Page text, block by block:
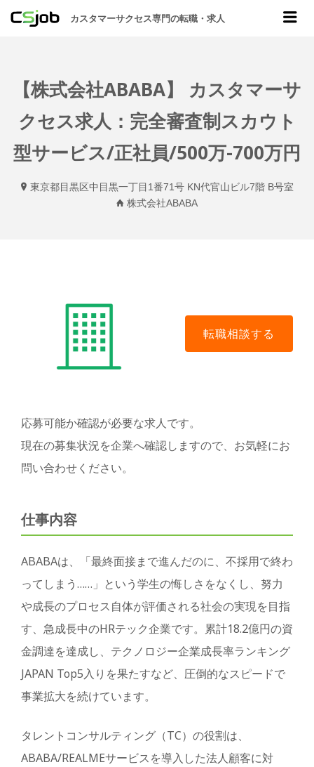
CSJOB
カスタマーサクセス専門の転職・求人
【株式会社ABABA】 カスタマーサ
クセス求人：完全審査制スカウト
型サービス/正社員/500万-700万円
東京都目黒区中目黒一丁目1番71号 KN代官山ビル7階 B号室
株式会社ABABA
応募可能か確認が必要な求人です。
現在の募集状況を企業へ確認しますので、お気軽にお
問い合わせください。
仕事内容
ABABAは、「最終面接まで進んだのに、不採用で終わ
ってしまう……」という学生の悔しさをなくし、努力
や成長のプロセス自体が評価される社会の実現を目指
す、急成長中のHRテック企業です。累計18.2億円の資
金調達を達成し、テクノロジー企業成長率ランキング
JAPAN Top5入りを果たすなど、圧倒的なスピードで
事業拡大を続けています。
タレントコンサルティング（TC）の役割は、
ABABA/REALMEサービスを導入した法人顧客に対